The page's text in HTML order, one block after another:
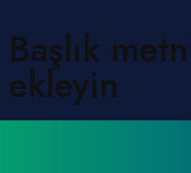
Başlık
ekleyin